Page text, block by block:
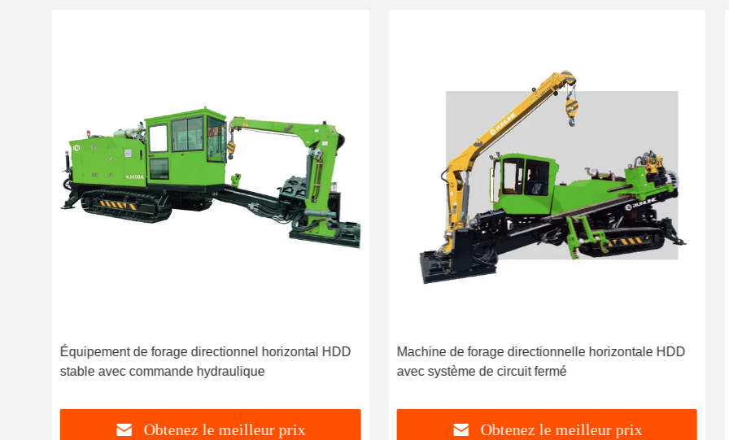
Équipement de forage directionnel horizontal HDD
stable avec commande hydraulique
Obtenez le meilleur prix
Machine de forage directionnelle horizontale HDD
avec système de circuit fermé
Obtenez le meilleur prix